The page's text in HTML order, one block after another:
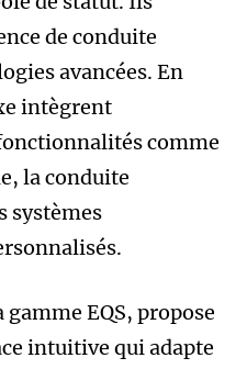
de conduite
avancées. En
intègrent
comme
la conduite
systèmes
EQS, propose
intuitive qui adapte